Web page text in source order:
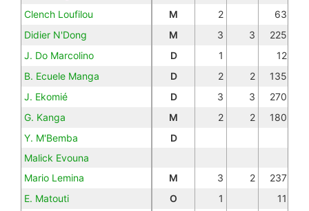
Clench Loufilou
M 2
63
Didier N'Dong
M 3 3
225
J. Do Marcolino
D 1
12
B. Ecuele Manga
D 2 2
135
J. Ekomié
D 3 3
270
G. Kanga
M 2 2
180
Y. M'Bemba
D
Malick Evouna
Mario Lemina
M 3 2
237
E. Matouti
O 1
11